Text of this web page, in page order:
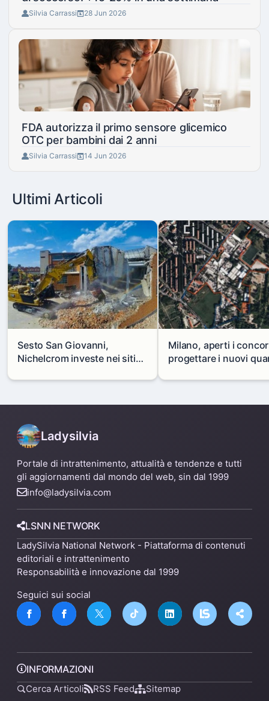
Silvia Carrassi 28 Jun 2026
FDA autorizza il primo sensore glicemico
OTC per bambini dai 2 anni
Silvia Carrassi 14 Jun 2026
Ultimi Articoli
Sesto San Giovanni,
Nichelcrom investe nei siti
capannone per fare spazio a
Milano, aperti i
progettare i nuovi
Mare
Ladysilvia
Portale di intrattenimento, attualità e tendenze e tutti
gli aggiornamenti dal mondo del web, sin dal 1999
info@ladysilvia.com
LSNN NETWORK
LadySilvia National Network - Piattaforma di contenuti
editoriali e intrattenimento
Responsabilità e innovazione dal 1999
Seguici sui social
INFORMAZIONI
Cerca Articoli RSS Feed Sitemap